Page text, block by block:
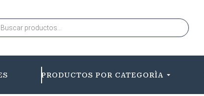
PRODUCTOS POR CATEGORÌA